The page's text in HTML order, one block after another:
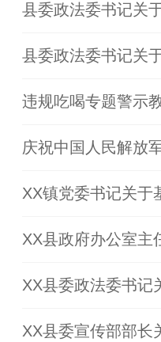
县委政法委书记关
县委政法委书记关
违规吃喝专题警示
庆祝中国人民解放
XX镇党委书记关于
XX县政府办公室主
XX县委政法委书记
XX县委宣传部部长